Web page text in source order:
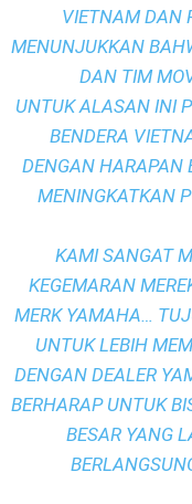
VIETNAM DAN
MENUNJUKKAN
DAN TIM
UNTUK ALASAN INI
BENDERA
DENGAN HARAPAN
MENINGKATKAN
KAMI SANGAT
KEGEMARAN
MERK YAMAHA…
UNTUK LEBIH
DENGAN DEALER
BERHARAP UNTUK
BESAR YANG